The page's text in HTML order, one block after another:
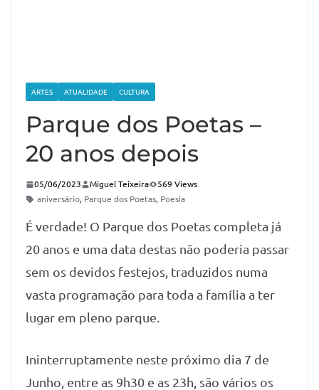
ARTES ATUALIDADE CULTURA
Parque dos Poetas –
20 anos depois
05/06/2023 Miguel Teixeira
569 Views
aniversário, Parque dos Poetas, Poesia
É verdade! O Parque dos Poetas completa já
20 anos e uma data destas não poderia passar
sem os devidos festejos, traduzidos numa
vasta programação para toda a família a ter
lugar em pleno parque.
Ininterruptamente neste próximo dia 7 de
Junho, entre as 9h30 e as 23h, são vários os